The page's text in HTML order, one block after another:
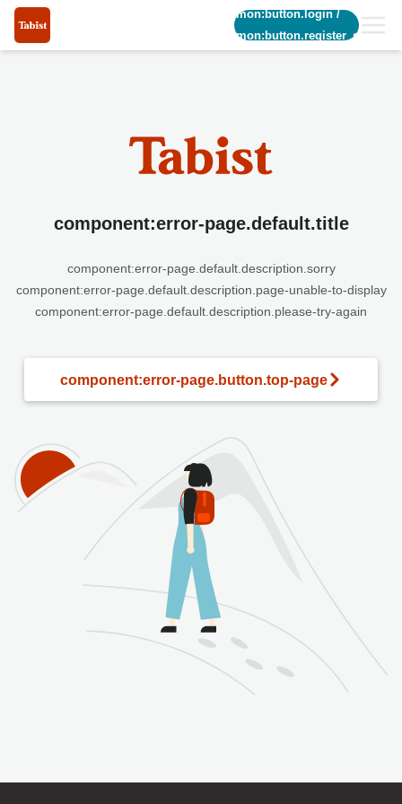
common:button.login/
common:button.register_short
component:error-page.default.title
component:error-page.default.description.sorry
component:error-page.default.description.page-unable-to-display
component:error-page.default.description.please-try-again
component:error-page.button.top-page